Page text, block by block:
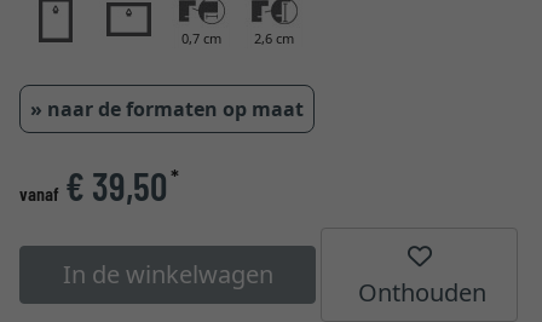
0,7 cm 2,6 cm
» naar de formaten op maat
vanaf € 39,50*
In de winkelwagen
Onthouden